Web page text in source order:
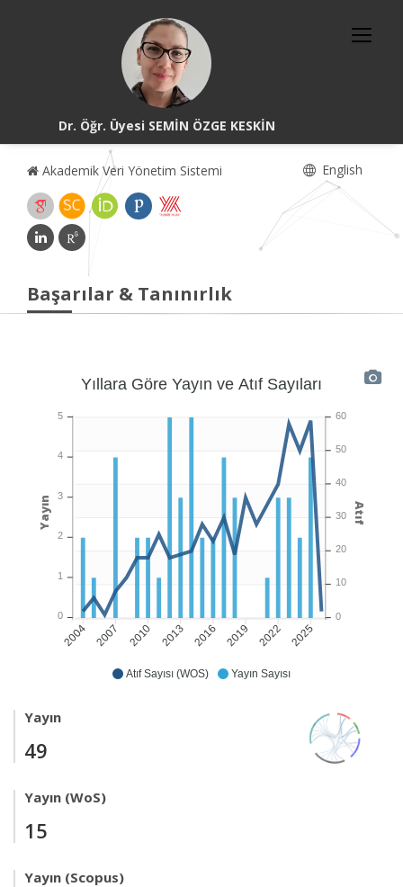
Dr. Öğr. Üyesi SEMİN ÖZGE KESKİN
Akademik Veri Yönetim Sistemi English
Başarılar & Tanınırlık
Atıf Sayısı (WOS) Yayın Sayısı
2004 2007 2010 2013 2016 2019 2022 2025
Yıllara Göre Yayın ve Atıf Sayıları
60
50
40
30
20
10
0
Atıf
5
4
3
2
1
0
Yayın
Yayın
49
Yayın (WoS)
15
Yayın (Scopus)